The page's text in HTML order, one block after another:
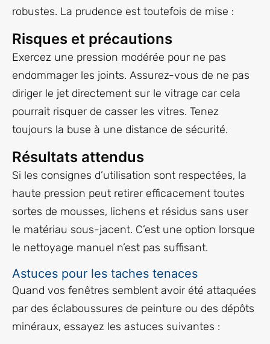
robustes. La prudence est toutefois de mise :
Risques et précautions
Exercez une pression modérée pour ne pas
endommager les joints. Assurez-vous de ne pas
diriger le jet directement sur le vitrage car cela
pourrait risquer de casser les vitres. Tenez
toujours la buse à une distance de sécurité.
Résultats attendus
Si les consignes d’utilisation sont respectées, la
haute pression peut retirer efficacement toutes
sortes de mousses, lichens et résidus sans user
le matériau sous-jacent. C’est une option lorsque
le nettoyage manuel n’est pas suffisant.
Astuces pour les taches tenaces
Quand vos fenêtres semblent avoir été attaquées
par des éclaboussures de peinture ou des dépôts
minéraux, essayez les astuces suivantes :